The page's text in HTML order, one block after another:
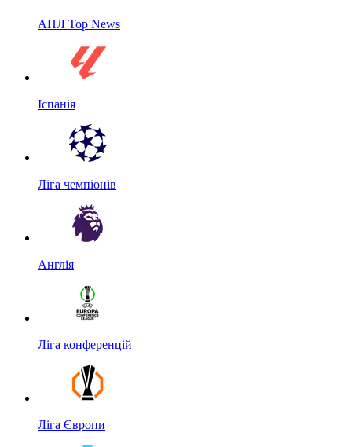
АПЛ Top News
Іспанія
Ліга чемпіонів
Англія
Ліга конференцій
Ліга Європи